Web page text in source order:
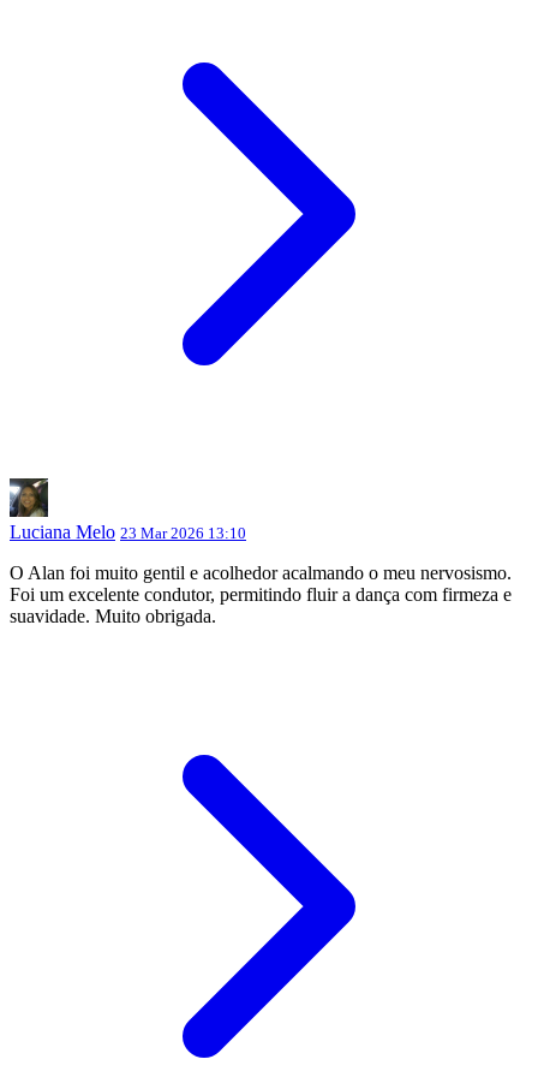
Luciana Melo 23 Mar 2026 13:10
O Alan foi muito gentil e acolhedor acalmando o meu nervosismo.
Foi um excelente condutor, permitindo fluir a dança com firmeza e
suavidade. Muito obrigada.